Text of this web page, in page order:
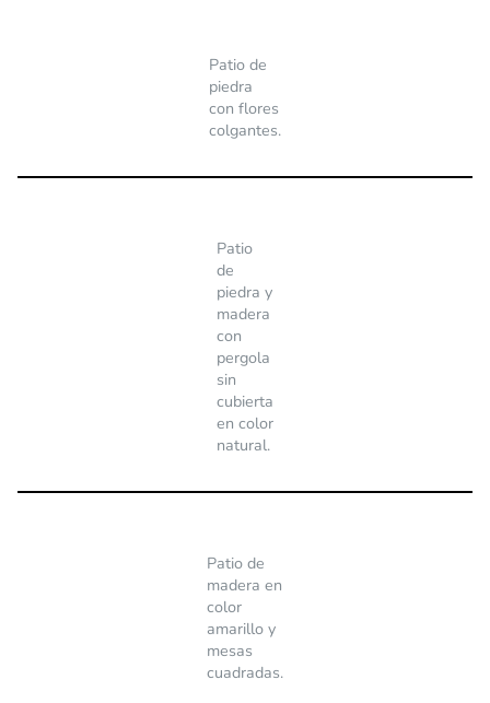
Patio de
piedra
con flores
colgantes.
Patio
de
piedra y
madera
con
pergola
sin
cubierta
en color
natural.
Patio de
madera en
color
amarillo y
mesas
cuadradas.